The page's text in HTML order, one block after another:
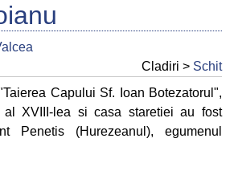
Cladiri > Schit
Capului Sf. Ioan Botezatorul",
XVIII-lea si casa staretiei au fost
Penetis (Hurezeanul), egumenul